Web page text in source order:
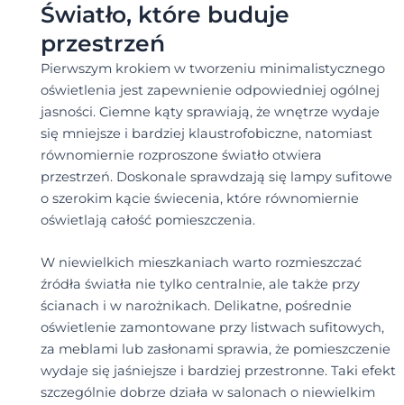
Światło, które buduje
przestrzeń
Pierwszym krokiem w tworzeniu minimalistycznego
oświetlenia jest zapewnienie odpowiedniej ogólnej
jasności. Ciemne kąty sprawiają, że wnętrze wydaje
się mniejsze i bardziej klaustrofobiczne, natomiast
równomiernie rozproszone światło otwiera
przestrzeń. Doskonale sprawdzają się lampy sufitowe
o szerokim kącie świecenia, które równomiernie
oświetlają całość pomieszczenia.
W niewielkich mieszkaniach warto rozmieszczać
źródła światła nie tylko centralnie, ale także przy
ścianach i w narożnikach. Delikatne, pośrednie
oświetlenie zamontowane przy listwach sufitowych,
za meblami lub zasłonami sprawia, że pomieszczenie
wydaje się jaśniejsze i bardziej przestronne. Taki efekt
szczególnie dobrze działa w salonach o niewielkim